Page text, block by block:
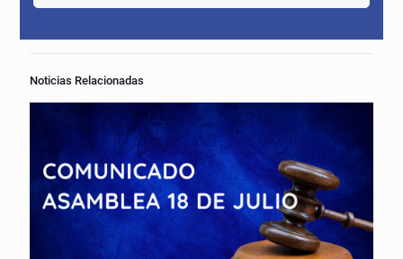
Noticias Relacionadas